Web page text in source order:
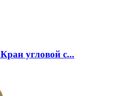
Кран угловой с...